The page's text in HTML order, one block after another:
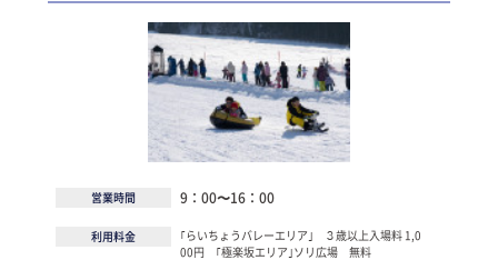
営業時間 9：00〜16：00
利用料金
｢らいちょうバレーエリア｣ ３歳以上入場料 1,0
00円 ｢極楽坂エリア｣ソリ広場 無料